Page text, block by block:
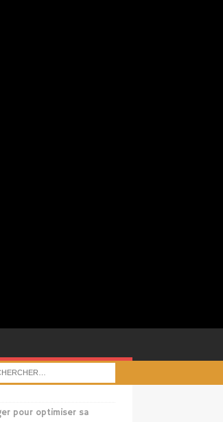
pour optimiser sa